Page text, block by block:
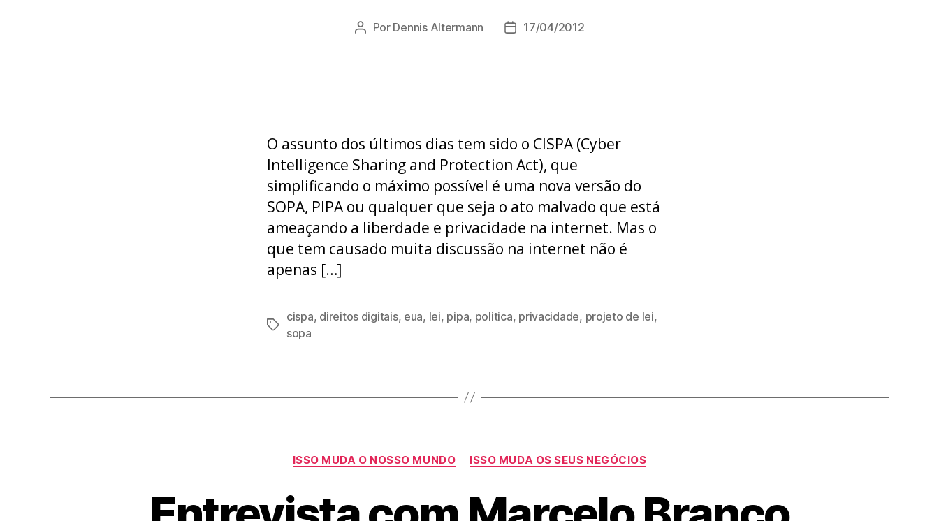
Autor
Por Dennis Altermann
Data17/04/2012
O assunto dos últimos dias tem sido o CISPA (Cyber
Intelligence Sharing and Protection Act), que
simplificando o máximo possível é uma nova versão do
SOPA, PIPA ou qualquer que seja o ato malvado que está
ameaçando a liberdade e privacidade na internet. Mas o
que tem causado muita discussão na internet não é
apenas […]
Tags
cispa, direitos digitais, eua, lei, pipa, politica, privacidade, projeto de lei,
sopa
Categorias
ISSO MUDA O NOSSO MUNDO ISSO MUDA OS SEUS NEGÓCIOS